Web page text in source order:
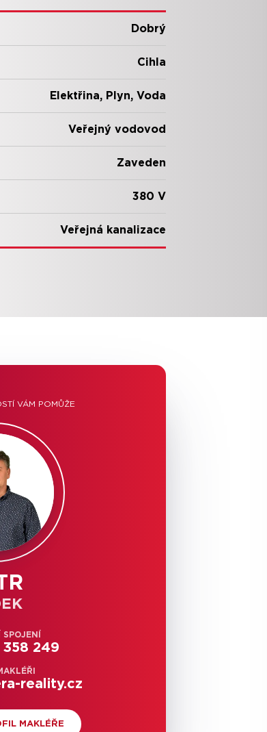
Dobrý
Cihla
Elektřina, Plyn, Voda
Veřejný vodovod
Zaveden
380 V
Veřejná kanalizace
VÁM POMŮŽE
249
reality.cz
MAKLÉŘE